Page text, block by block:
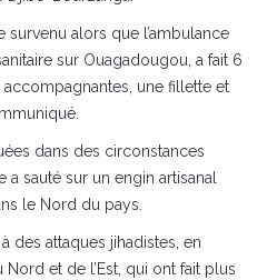
alors que l’ambulance
sur Ouagadougou, a fait 6
une fillette et
dans des circonstances
sauté sur un engin artisanal
le Nord du pays.
des attaques jihadistes, en
et de l’Est, qui ont fait plus